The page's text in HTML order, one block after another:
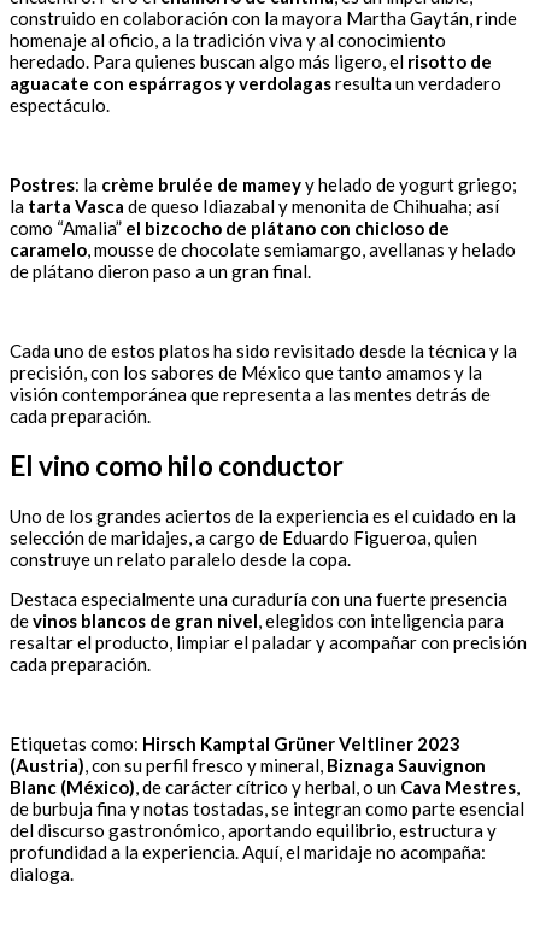
construido en colaboración con la mayora Martha Gaytán, rinde
homenaje al oficio, a la tradición viva y al conocimiento
heredado. Para quienes buscan algo más ligero, el risotto de
aguacate con espárragos y verdolagasresulta un verdadero
espectáculo.
Postres: la crème brulée de mameyy helado de yogurt griego;
la tarta Vasca de queso Idiazabal y menonita de Chihuaha; así
como “Amalia” el bizcocho de plátano con chicloso de
caramelo, mousse de chocolate semiamargo, avellanas y helado
de plátano dieron paso a un gran final.
Cada uno de estos platos ha sido revisitado desde la técnica y la
precisión, con los sabores de México que tanto amamos y la
visión contemporánea que representa a las mentes detrás de
cada preparación.
El vino como hilo conductor
Uno de los grandes aciertos de la experiencia es el cuidado en la
selección de maridajes, a cargo de Eduardo Figueroa, quien
construye un relato paralelo desde la copa.
Destaca especialmente una curaduría con una fuerte presencia
devinos blancos de gran nivel, elegidos con inteligencia para
resaltar el producto, limpiar el paladar y acompañar con precisión
cada preparación.
Etiquetas como: Hirsch Kamptal Grüner Veltliner 2023
(Austria), con su perfil fresco y mineral, Biznaga Sauvignon
Blanc (México), de carácter cítrico y herbal, o un Cava Mestres,
de burbuja fina y notas tostadas, se integran como parte esencial
del discurso gastronómico, aportando equilibrio, estructura y
profundidad a la experiencia. Aquí, el maridaje no acompaña:
dialoga.